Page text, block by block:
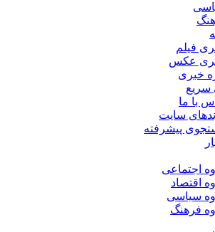
فیلم
عکس
خبری
با ما
سایت
پیشرفته
اجتماعی
اقتصاد
سیاسی
فرهنگ